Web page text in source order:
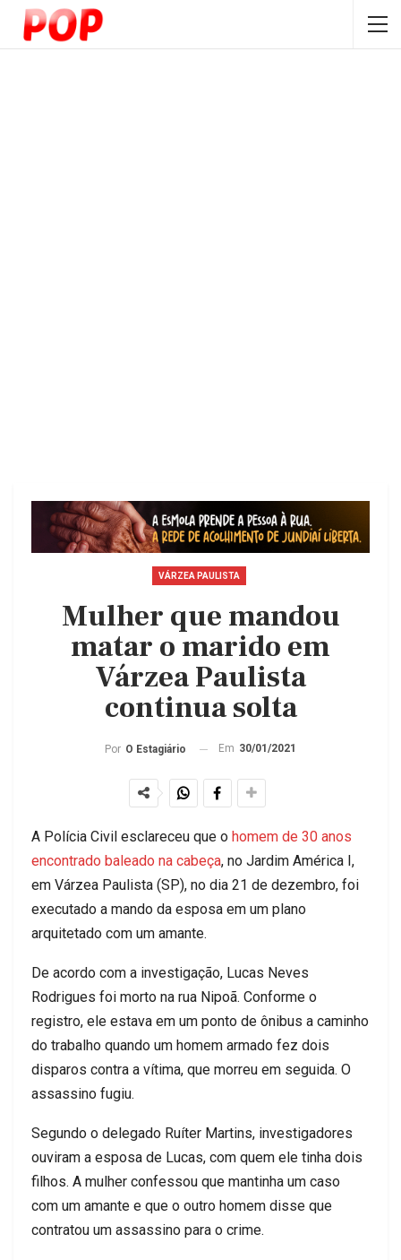
VÁRZEA PAULISTA
Mulher que mandou
matar o marido em
Várzea Paulista
continua solta
Por O Estagiário Em 30/01/2021
A Polícia Civil esclareceu que o homem de 30 anos
encontrado baleado na cabeça, no Jardim América I,
em Várzea Paulista (SP), no dia 21 de dezembro, foi
executado a mando da esposa em um plano
arquitetado com um amante.
De acordo com a investigação, Lucas Neves
Rodrigues foi morto na rua Nipoã. Conforme o
registro, ele estava em um ponto de ônibus a caminho
do trabalho quando um homem armado fez dois
disparos contra a vítima, que morreu em seguida. O
assassino fugiu.
Segundo o delegado Ruíter Martins, investigadores
ouviram a esposa de Lucas, com quem ele tinha dois
filhos. A mulher confessou que mantinha um caso
com um amante e que o outro homem disse que
contratou um assassino para o crime.